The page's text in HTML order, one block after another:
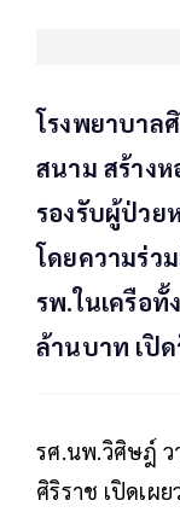
โรงพยาบาล
สนาม สร้าง
รองรับผู้ป่วย
โดยความร่ว
รพ.ในเครือ
ล้านบาท เปิ
รศ.นพ.วิศิษฎ์ ว
ศิริราช เปิดเผ